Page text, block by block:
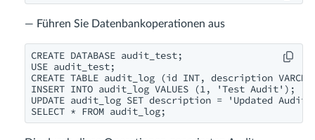
— Führen Sie Datenbankoperationen aus
CREATE DATABASE audit_test;
USE audit_test;
CREATE TABLE audit_log (id INT, description
INSERT INTO audit_log VALUES (1, 'Test Audit');
UPDATE audit_log SET description = 'Updated Audit'
SELECT * FROM audit_log;